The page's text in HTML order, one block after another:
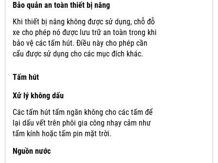
Bảo quản an toàn thiết bị nâng
Khi thiết bị nâng không được sử dụng, chỗ đỗ
xe cho phép nó được lưu trữ an toàn trong khi
bảo vệ các tấm hút. Điều này cho phép cần
cẩu được sử dụng cho các mục đích khác.
Tấm hút
Xử lý không dấu
Các tấm hút tấm ngăn không cho các tấm để
lại dấu vết trên phôi gia công nhạy cảm như
tấm kính hoặc tấm pin mặt trời.
Nguồn nước